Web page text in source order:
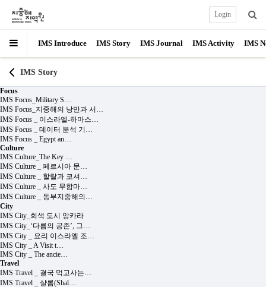
IMS Introduce IMS Story IMS Journal IMS Activity IMS
Login
IMS Story
Focus
IMS Focus_Military S…
IMS Focus_지중해의 낭만과 서…
IMS Focus _ 이스라엘-하마스…
IMS Focus _ 데이터 분석 기…
IMS Focus _ Egypt an…
Culture
IMS Culture_The Key …
IMS Culture _ 페르시아 문…
IMS Culture _ 할랄과 코셔…
IMS Culture _ 사도 무함마…
IMS Culture _ 동부지중해의…
City
IMS City_회색 도시 앙카라
IMS City_‘다름의 공존’, 그…
IMS City _ 요리 이스라엘 조…
IMS City _ A Visit t…
IMS City _ The ancie…
Travel
IMS Travel _ 결국 먹고사는…
IMS Travel _ 샬롬(Shal…